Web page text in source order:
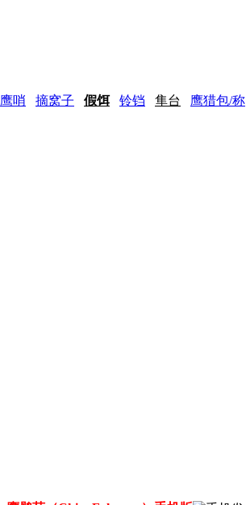
鹰哨 摘窝子 假饵 铃铛 隼台 鹰猎包/称